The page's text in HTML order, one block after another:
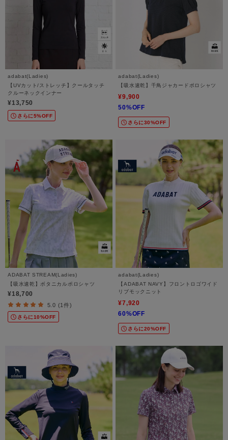
adabat(Ladies)
【UVカット/ストレッチ】クールタッチ
クルーネックインナー
¥13,750
さらに5%OFF
adabat(Ladies)
【吸水速乾】千鳥ジャカードポロシャツ
¥9,900
50%OFF
さらに30%OFF
ADABAT STREAM(Ladies)
【吸水速乾】ボタニカルポロシャツ
¥18,700
5.0 (1件)
さらに10%OFF
adabat(Ladies)
【ADABAT NAVY】フロントロゴワイド
リブモックニット
¥7,920
60%OFF
さらに20%OFF